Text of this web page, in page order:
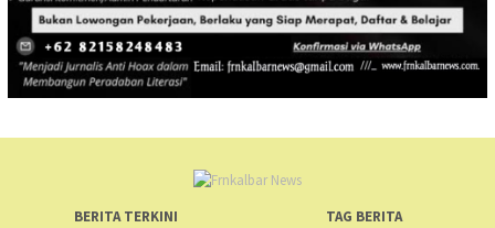
BERITA TERKINI TAG BERITA